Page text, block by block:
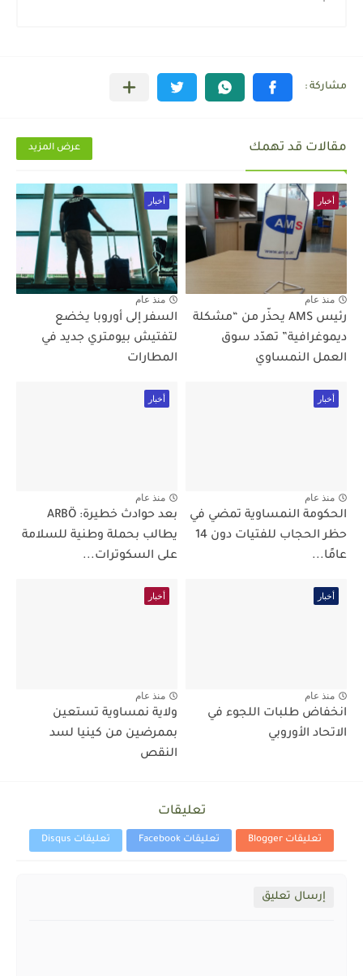
مقالات قد تهمك عرض المزيد
أخبار
منذ عام
رئيس AMS يحذّر من “مشكلة
ديموغرافية” تهدّد سوق
العمل النمساوي
أخبار
منذ عام
السفر إلى أوروبا يخضع
لتفتيش بيومتري جديد في
المطارات
أخبار
منذ عام
الحكومة النمساوية تمضي في
حظر الحجاب للفتيات دون 14
عامًا...
أخبار
منذ عام
بعد حوادث خطيرة: ARBÖ
يطالب بحملة وطنية للسلامة
على السكوترات...
أخبار
منذ عام
انخفاض طلبات اللجوء في
الاتحاد الأوروبي
أخبار
منذ عام
ولاية نمساوية تستعين
بممرضين من كينيا لسد
النقص
تعليقات
تعليقات Blogger تعليقات Facebook تعليقات Disqus
إرسال تعليق